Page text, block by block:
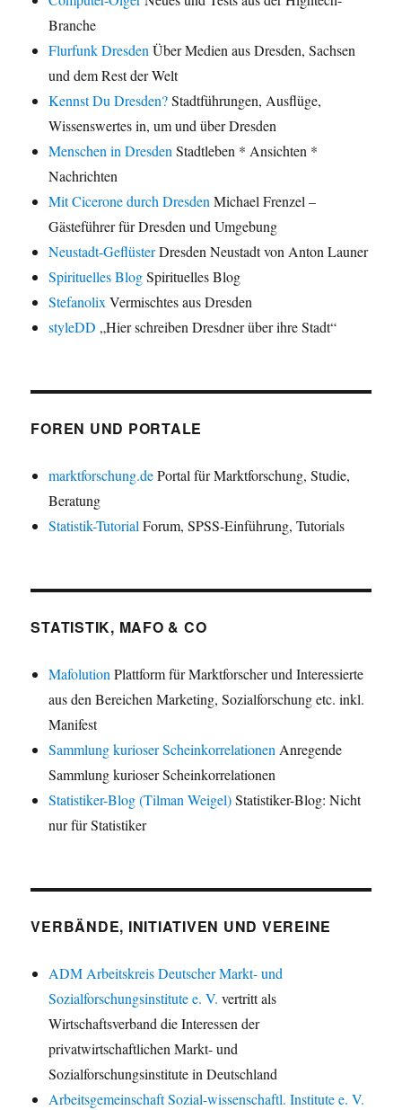
Branche
Flurfunk Dresden Über Medien aus Dresden, Sachsen
und dem Rest der Welt
Kennst Du Dresden?Stadtführungen, Ausflüge,
Wissenswertes in, um und über Dresden
Menschen in Dresden Stadtleben * Ansichten *
Nachrichten
Mit Cicerone durch Dresden Michael Frenzel –
Gästeführer für Dresden und Umgebung
Neustadt-GeflüsterDresden Neustadt von Anton Launer
Spirituelles BlogSpirituelles Blog
Stefanolix Vermischtes aus Dresden
styleDD „Hier schreiben Dresdner über ihre Stadt“
FOREN UND PORTALE
marktforschung.dePortal für Marktforschung, Studie,
Beratung
Statistik-Tutorial Forum, SPSS-Einführung, Tutorials
STATISTIK, MAFO & CO
Mafolution Plattform für Marktforscher und Interessierte
aus den Bereichen Marketing, Sozialforschung etc. inkl.
Manifest
Sammlung kurioser Scheinkorrelationen Anregende
Sammlung kurioser Scheinkorrelationen
Statistiker-Blog (Tilman Weigel)Statistiker-Blog: Nicht
nur für Statistiker
VERBÄNDE, INITIATIVEN UND VEREINE
ADM Arbeitskreis Deutscher Markt- und
Sozialforschungsinstitute e. V. vertritt als
Wirtschaftsverband die Interessen der
privatwirtschaftlichen Markt- und
Sozialforschungsinstitute in Deutschland
Arbeitsgemeinschaft Sozial-wissenschaftl. Institute e. V.